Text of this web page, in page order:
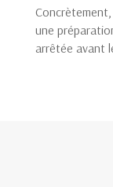
une
arrêtée avant